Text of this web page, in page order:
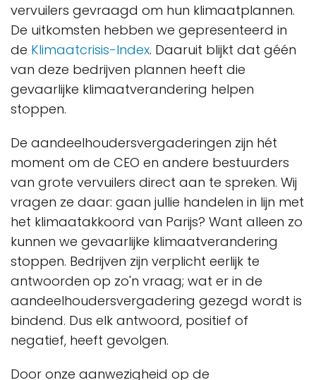
vervuilers gevraagd om hun klimaatplannen.
De uitkomsten hebben we gepresenteerd in
de Klimaatcrisis-Index. Daaruit blijkt dat géén
van deze bedrijven plannen heeft die
gevaarlijke klimaatverandering helpen
stoppen.
De aandeelhoudersvergaderingen zijn hét
moment om de CEO en andere bestuurders
van grote vervuilers direct aan te spreken. Wij
vragen ze daar: gaan jullie handelen in lijn met
het klimaatakkoord van Parijs? Want alleen zo
kunnen we gevaarlijke klimaatverandering
stoppen. Bedrijven zijn verplicht eerlijk te
antwoorden op zo'n vraag; wat er in de
aandeelhoudersvergadering gezegd wordt is
bindend. Dus elk antwoord, positief of
negatief, heeft gevolgen.
Door onze aanwezigheid op de